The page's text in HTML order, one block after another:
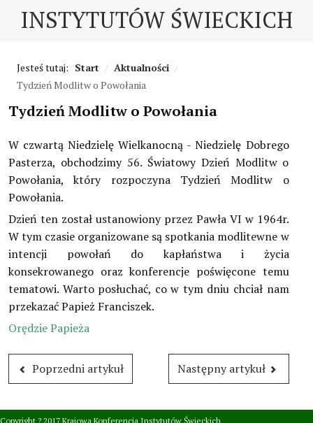
ABC IŚ
Historia IŚ
Instytuty świeckie kleryckie
Publikacje
Multimedia
IŚ W POLSCE
TERMINARZ
POLECAMY
INSTYTUTÓW ŚWIECKICH
Jesteś tutaj: Start / Aktualności /
Tydzień Modlitw o Powołania
Tydzień Modlitw o Powołania
W czwartą Niedzielę Wielkanocną - Niedzielę Dobrego
Pasterza, obchodzimy 56. Światowy Dzień Modlitw o
Powołania, który rozpoczyna Tydzień Modlitw o
Powołania.
Dzień ten został ustanowiony przez Pawła VI w 1964r.
W tym czasie organizowane są spotkania modlitewne w
intencji powołań do kapłaństwa i życia
konsekrowanego oraz konferencje poświęcone temu
tematowi. Warto posłuchać, co w tym dniu chciał nam
przekazać Papież Franciszek.
Orędzie Papieża
Poprzedni artykuł Następny artykuł
Copyright ? 2017 Krajowa Konferencja Instytutów Świeckich